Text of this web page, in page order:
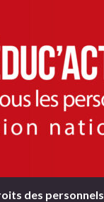
des personnels